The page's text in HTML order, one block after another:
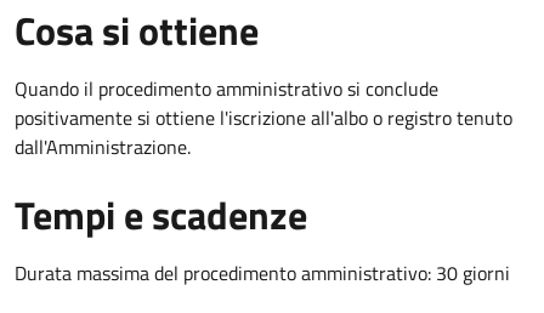
Cosa si ottiene
Quando il procedimento amministrativo si conclude
positivamente si ottiene l'iscrizione all'albo o registro tenuto
dall'Amministrazione.
Tempi e scadenze
Durata massima del procedimento amministrativo: 30 giorni